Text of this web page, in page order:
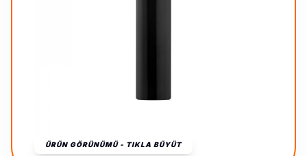
ÜRÜN GÖRÜNÜMÜ - TIKLA BÜYÜT